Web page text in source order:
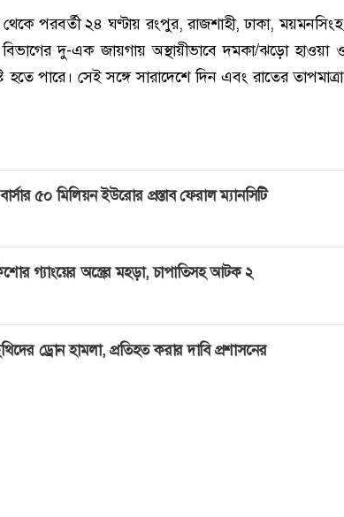
পরবর্তী ২৪ ঘণ্টায় রংপুর, রাজশাহী, ঢাকা,
বিভাগের দু-এক জায়গায় অস্থায়ীভাবে দমকা/ঝড়ো হাওয়া
হতে পারে। সেই সঙ্গে সারাদেশে দিন এবং রাতের
৫০ মিলিয়ন ইউরোর প্রস্তাব ফেরাল ম্যানসিটি
গ্যাংয়ের অস্ত্রের মহড়া, চাপাতিসহ আটক ২
ড্রোন হামলা, প্রতিহত করার দাবি প্রশাসনের